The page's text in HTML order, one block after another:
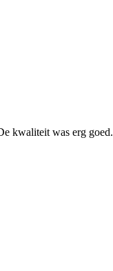
kwaliteit was erg goed.